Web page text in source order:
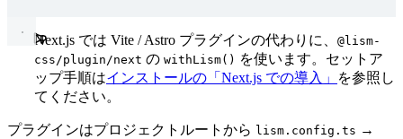
Next.js では Vite / Astro プラグインの代わりに、 @lism-
css/plugin/next の withLism() を使います。セットア
ップ手順はインストールの「Next.js での導入」
を参照し
てください。
プラグインはプロジェクトルートから lism.config.ts →